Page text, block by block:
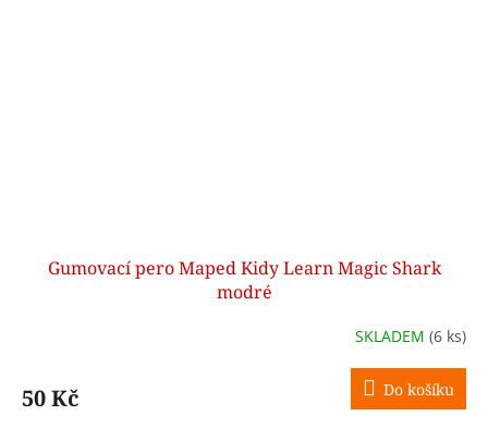
Gumovací pero Maped Kidy Learn Magic Shark
modré
SKLADEM (6 ks)
50 Kč Do košíku